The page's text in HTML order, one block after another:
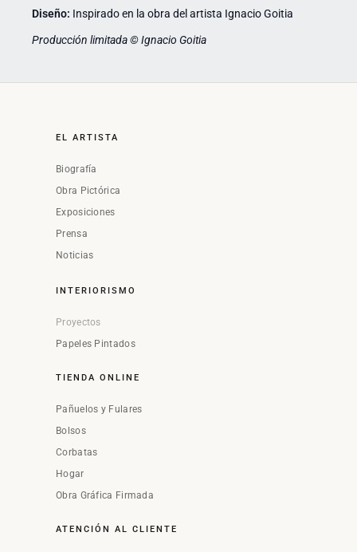
Diseño: Inspirado en la obra del artista Ignacio Goitia
Producción limitada © Ignacio Goitia
EL ARTISTA
Biografía
Obra Pictórica
Exposiciones
Prensa
Noticias
INTERIORISMO
Proyectos
Papeles Pintados
TIENDA ONLINE
Pañuelos y Fulares
Bolsos
Corbatas
Hogar
Obra Gráfica Firmada
ATENCIÓN AL CLIENTE